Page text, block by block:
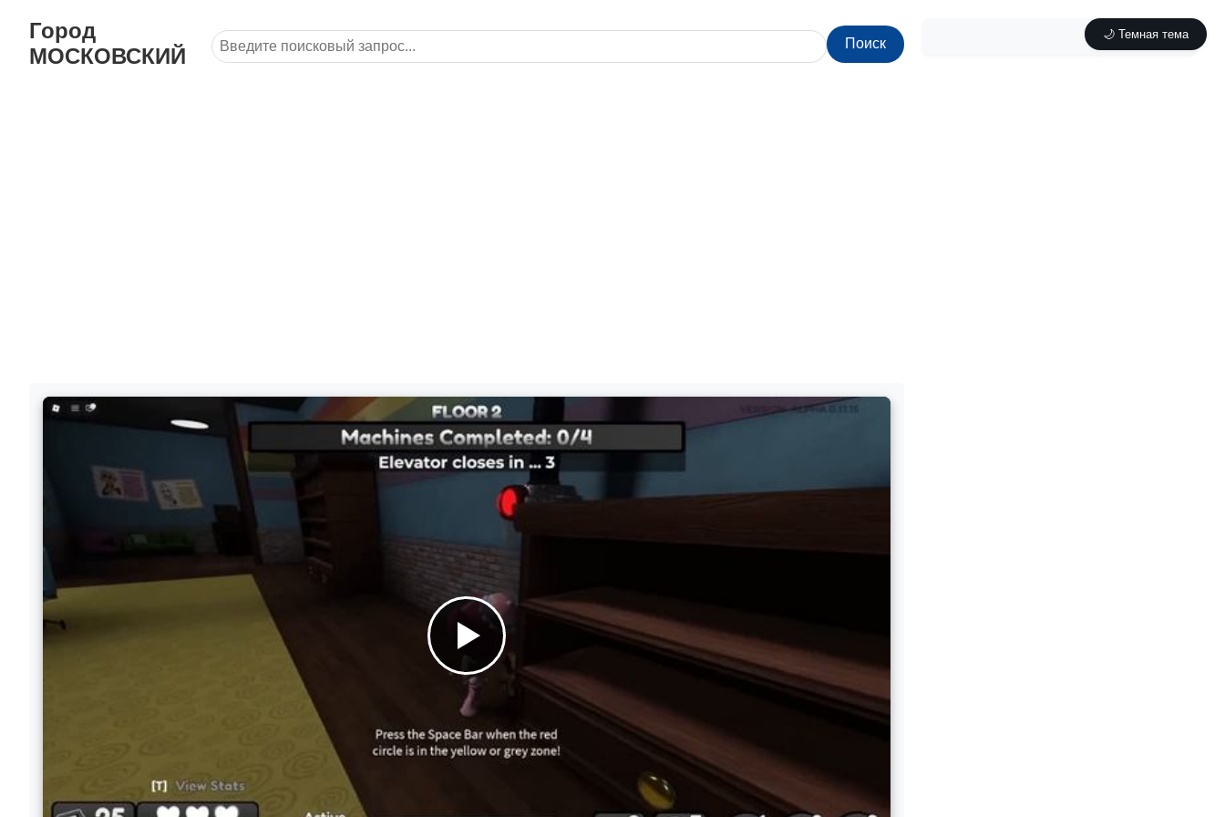
🌙 Темная тема
Город
МОСКОВСКИЙ
Поиск